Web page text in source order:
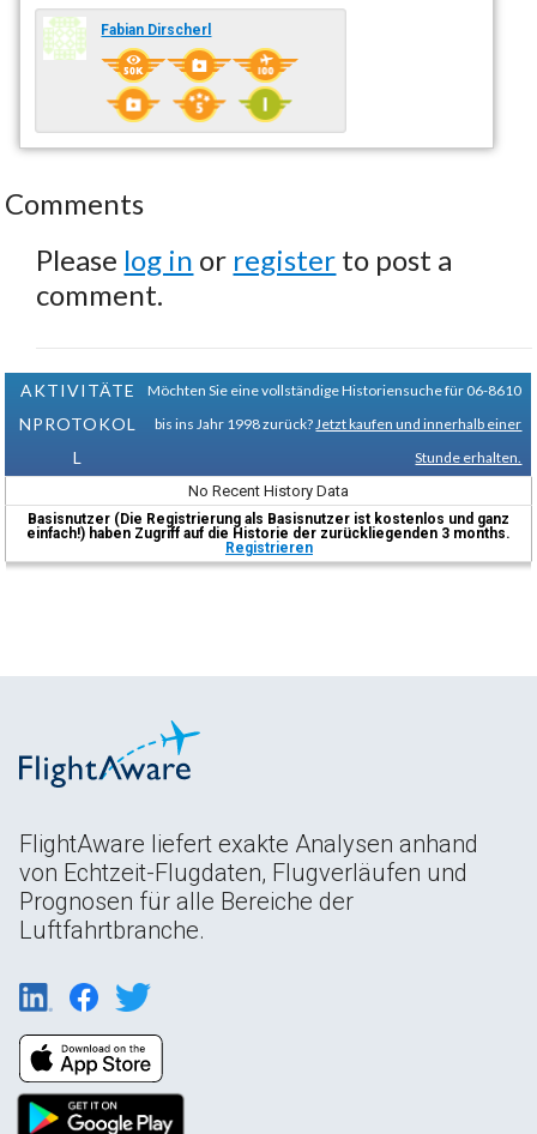
Fabian Dirscherl
Comments
Please log in or register to post a
comment.
AKTIVITÄTE
NPROTOKOL
L
Möchten Sie eine vollständige Historiensuche für 06-8610
bis ins Jahr 1998 zurück? Jetzt kaufen und innerhalb einer
Stunde erhalten.
No Recent History Data
Basisnutzer (Die Registrierung als Basisnutzer ist kostenlos und ganz
einfach!) haben Zugriff auf die Historie der zurückliegenden 3 months.
Registrieren
FlightAware liefert exakte Analysen anhand
von Echtzeit-Flugdaten, Flugverläufen und
Prognosen für alle Bereiche der
Luftfahrtbranche.